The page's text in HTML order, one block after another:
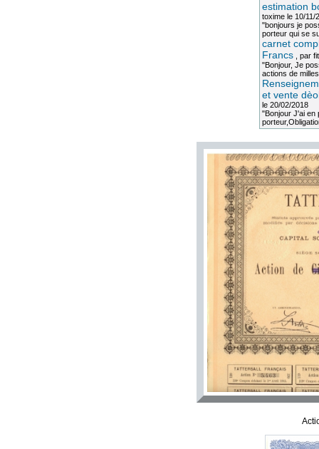
estimation
toximele 10/11/
"bonjours je
porteur qui se
carnet
Francs, par
"Bonjour, Je
actions de
et vente
le 20/02/2018
"Bonjour J'ai en